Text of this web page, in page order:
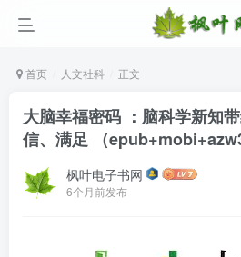
首页 人文社科 正文
大脑幸福密码 ：脑科学新知
信、满足 （
枫叶电子书网
6个月前发布